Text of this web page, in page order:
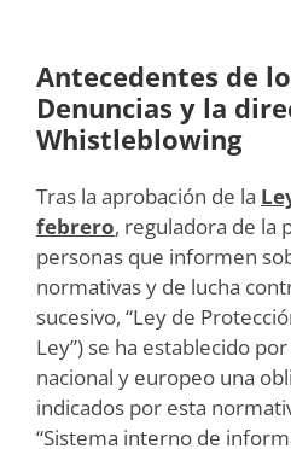
Antecedentes de
Denuncias y la
Whistleblowing
Tras la aprobación de la
febrero, reguladora de la
personas que informen
normativas y de lucha
sucesivo, “Ley de
Ley”) se ha establecido
nacional y europeo una
indicados por esta
“Sistema interno de